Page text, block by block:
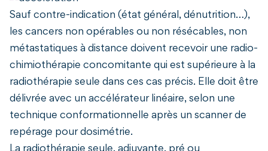
Sauf contre-indication (état général, dénutrition…),
les cancers non opérables ou non résécables, non
métastatiques à distance doivent recevoir une radio-
chimiothérapie concomitante qui est supérieure à la
radiothérapie seule dans ces cas précis. Elle doit être
délivrée avec un accélérateur linéaire, selon une
technique conformationnelle après un scanner de
repérage pour dosimétrie.